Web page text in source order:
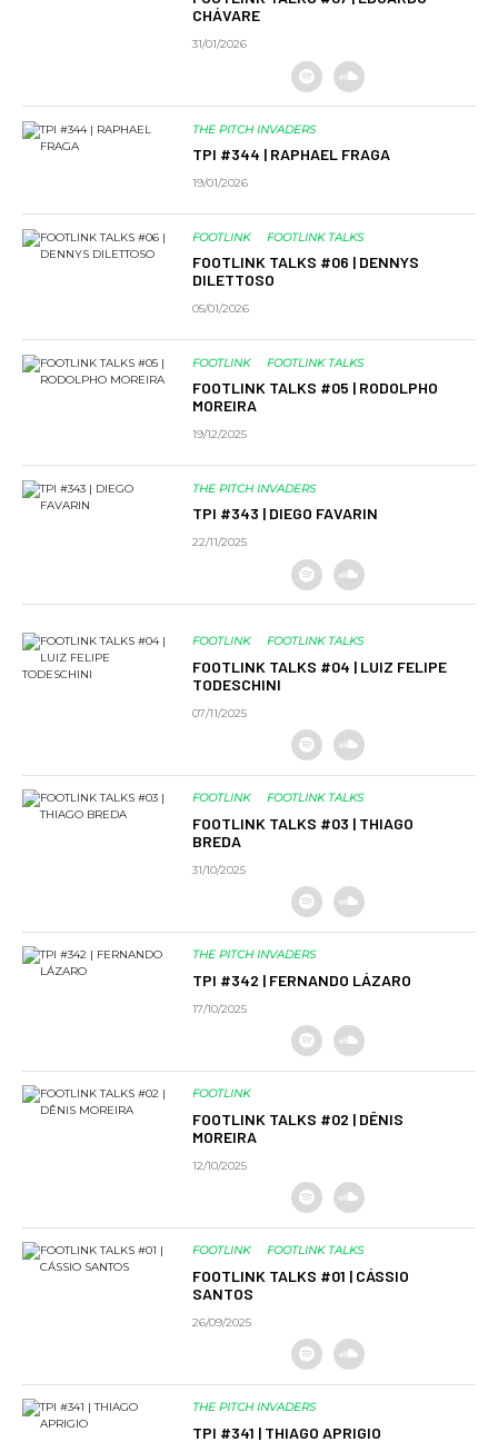
CHÁVARE
31/01/2026
THE PITCH INVADERS
TPI #344 | RAPHAEL FRAGA
19/01/2026
FOOTLINK FOOTLINK TALKS
FOOTLINK TALKS #06 | DENNYS
DILETTOSO
05/01/2026
FOOTLINK FOOTLINK TALKS
FOOTLINK TALKS #05 | RODOLPHO
MOREIRA
19/12/2025
THE PITCH INVADERS
TPI #343 | DIEGO FAVARIN
22/11/2025
FOOTLINK FOOTLINK TALKS
FOOTLINK TALKS #04 | LUIZ FELIPE
TODESCHINI
07/11/2025
FOOTLINK FOOTLINK TALKS
FOOTLINK TALKS #03 | THIAGO
BREDA
31/10/2025
THE PITCH INVADERS
TPI #342 | FERNANDO LÁZARO
17/10/2025
FOOTLINK
FOOTLINK TALKS #02 | DÊNIS
MOREIRA
12/10/2025
FOOTLINK FOOTLINK TALKS
FOOTLINK TALKS #01 | CÁSSIO
SANTOS
26/09/2025
THE PITCH INVADERS
TPI #341 | THIAGO APRIGIO